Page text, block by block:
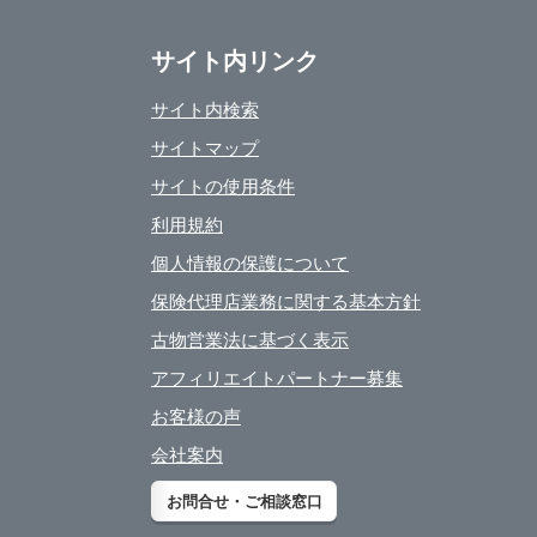
サイト内リンク
サイト内検索
サイトマップ
サイトの使用条件
利用規約
個人情報の保護について
保険代理店業務に関する基本方針
古物営業法に基づく表示
アフィリエイトパートナー募集
お客様の声
会社案内
お問合せ・ご相談窓口